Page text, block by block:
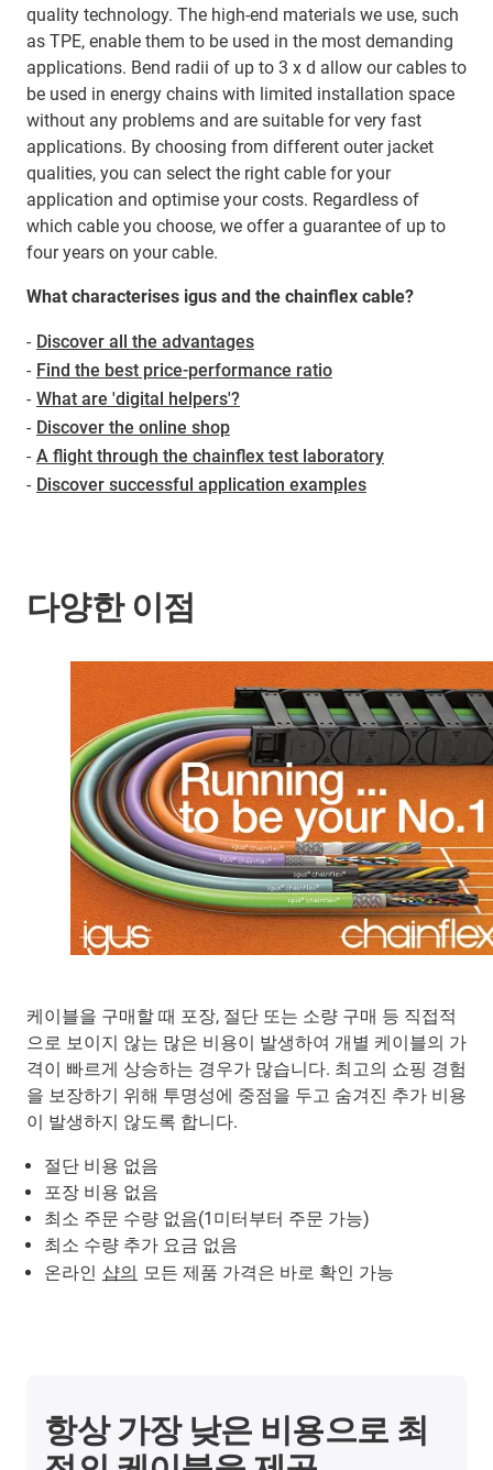
quality technology. The high-end materials we use, such
as TPE, enable them to be used in the most demanding
applications. Bend radii of up to 3 x d allow our cables to
be used in energy chains with limited installation space
without any problems and are suitable for very fast
applications. By choosing from different outer jacket
qualities, you can select the right cable for your
application and optimise your costs. Regardless of
which cable you choose, we offer a guarantee of up to
four years on your cable.
What characterises igus and the chainflex cable?
- Discover all the advantages
- Find the best price-performance ratio
- What are 'digital helpers'?
- Discover the online shop
- A flight through the chainflex test laboratory
- Discover successful application examples
다양한 이점
케이블을 구매할 때 포장, 절단 또는 소량 구매 등 직접적
으로 보이지 않는 많은 비용이 발생하여 개별 케이블의 가
격이 빠르게 상승하는 경우가 많습니다. 최고의 쇼핑 경험
을 보장하기 위해 투명성에 중점을 두고 숨겨진 추가 비용
이 발생하지 않도록 합니다.
절단 비용 없음
포장 비용 없음
최소 주문 수량 없음(1미터부터 주문 가능)
최소 수량 추가 요금 없음
온라인 샵의 모든 제품 가격은 바로 확인 가능
항상 가장 낮은 비용으로 최